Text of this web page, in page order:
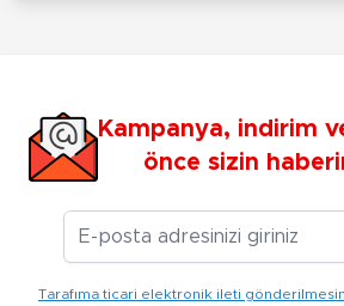
Kampanya, indirim
önce sizin
E-posta
Tarafıma ticari elektronik ileti